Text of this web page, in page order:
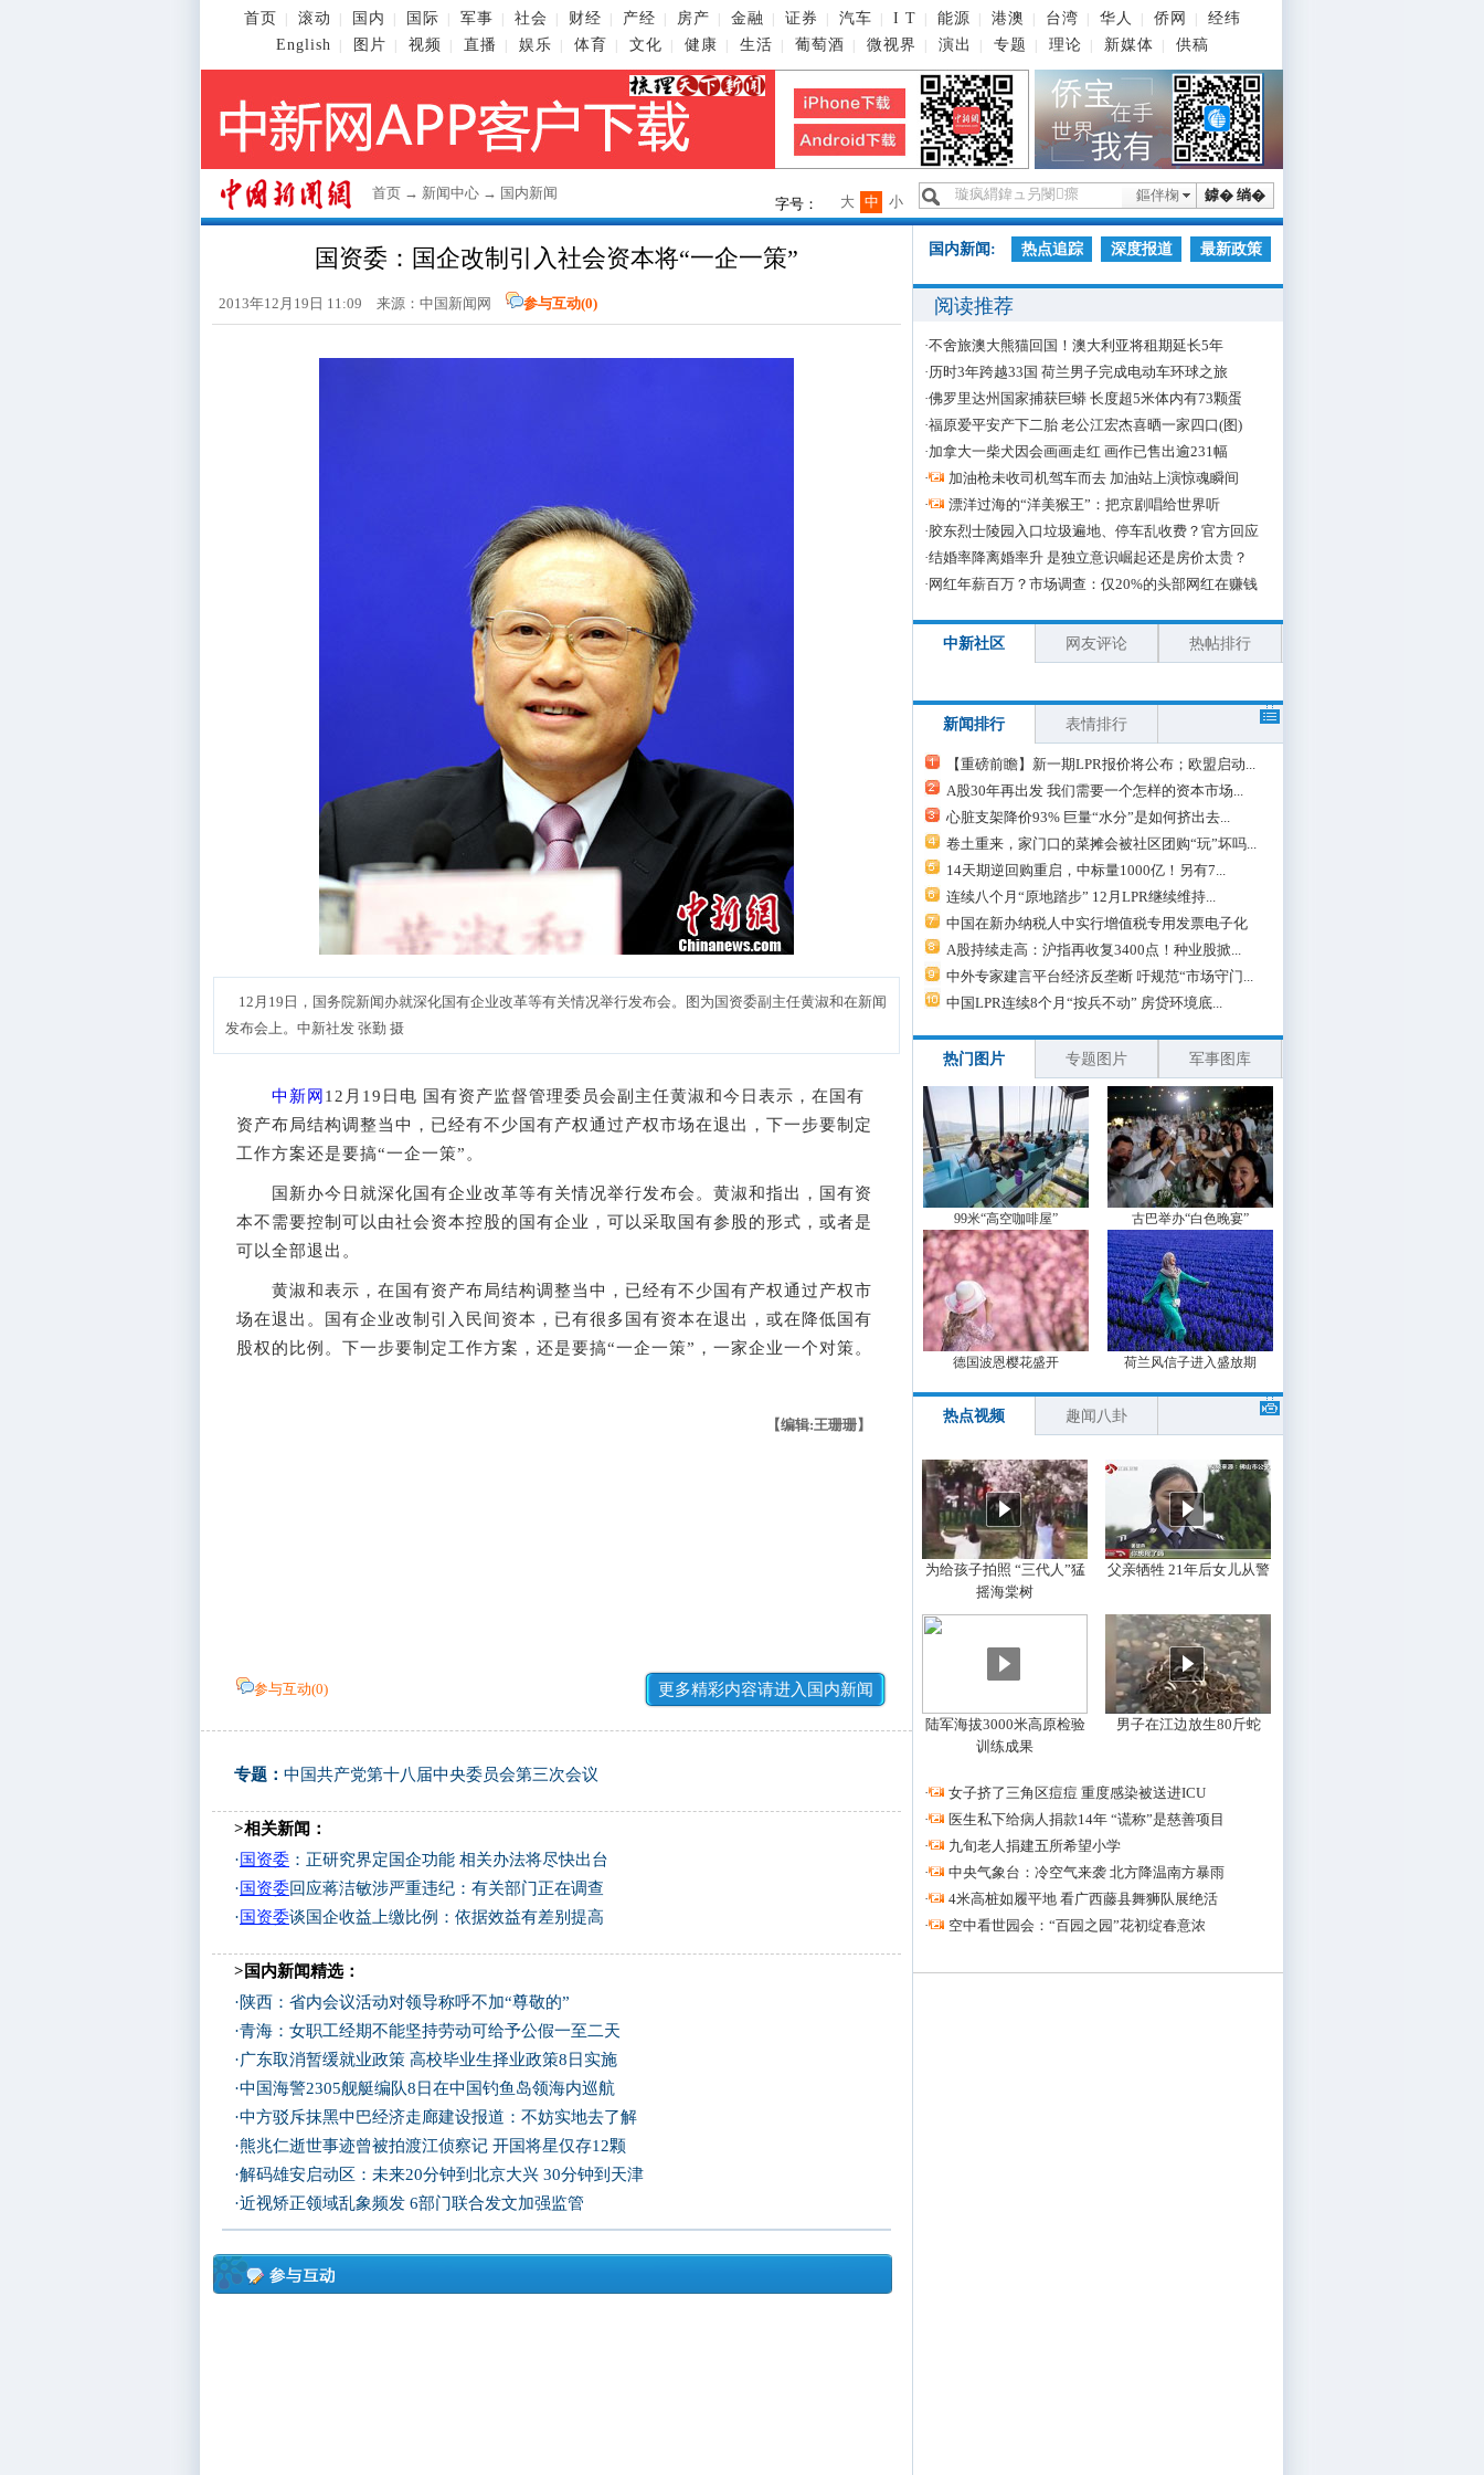
首页 滚动 国内 国际 军事 社会 财经 产经 房产 金融 证券 汽车 I T 能源 港澳 台湾 华人 侨网
经纬
English
图片 视频 直播 娱乐 体育 文化 健康 生活 葡萄酒 微视界 演出 专题 理论 新媒体 供稿
首页 → 新闻中心 → 国内新闻 鎼� 绱�
鏂伴椈
字号： 小
中
大
国资委：国企改制引入社会资本将“一企一策”
2013年12月19日 11:09 来源： 中国新闻网 参与互动(0)
12月19日，国务院新闻办就深化国有企业改革等有关情况举行发布会。图为国资委副主任黄淑和在新闻
发布会上。中新社发 张勤 摄
中新网 12月19日电 国有资产监督管理委员会副主任黄淑和今日表示，在国有
资产布局结构调整当中，已经有不少国有产权通过产权市场在退出，下一步要制定
工作方案还是要搞“一企一策”。
国新办今日就深化国有企业改革等有关情况举行发布会。黄淑和指出，国有资
本不需要控制可以由社会资本控股的国有企业，可以采取国有参股的形式，或者是
可以全部退出。
黄淑和表示，在国有资产布局结构调整当中，已经有不少国有产权通过产权市
场在退出。国有企业改制引入民间资本，已有很多国有资本在退出，或在降低国有
股权的比例。下一步要制定工作方案，还是要搞“一企一策”，一家企业一个对策。
【编辑:王珊珊】
参与互动(0) 更多精彩内容请进入国内新闻
专题： 中国共产党第十八届中央委员会第三次会议
>相关新闻：
· 国资委 ：正研究界定国企功能 相关办法将尽快出台
· 国资委回应蒋洁敏涉严重违纪：有关部门正在调查
· 国资委谈国企收益上缴比例：依据效益有差别提高
>国内新闻精选：
·陕西：省内会议活动对领导称呼不加“尊敬的”
·青海：女职工经期不能坚持劳动可给予公假一至二天
·广东取消暂缓就业政策 高校毕业生择业政策8日实施
·中国海警2305舰艇编队8日在中国钓鱼岛领海内巡航
·中方驳斥抹黑中巴经济走廊建设报道：不妨实地去了解
·熊兆仁逝世事迹曾被拍渡江侦察记 开国将星仅存12颗
·解码雄安启动区：未来20分钟到北京大兴 30分钟到天津
·近视矫正领域乱象频发 6部门联合发文加强监管
国内新闻: 热点追踪 深度报道 最新政策
阅读推荐
·不舍旅澳大熊猫回国！澳大利亚将租期延长5年
·历时3年跨越33国 荷兰男子完成电动车环球之旅
·佛罗里达州国家捕获巨蟒 长度超5米体内有73颗蛋
·福原爱平安产下二胎 老公江宏杰喜晒一家四口(图)
·加拿大一柴犬因会画画走红 画作已售出逾231幅
·
加油枪未收司机驾车而去 加油站上演惊魂瞬间
·
漂洋过海的“洋美猴王”：把京剧唱给世界听
·胶东烈士陵园入口垃圾遍地、停车乱收费？官方回应
·结婚率降离婚率升 是独立意识崛起还是房价太贵？
· 网红年薪百万？市场调查：仅20%的头部网红在赚钱
中新社区 网友评论 热帖排行
新闻排行 表情排行
【重磅前瞻】新一期LPR报价将公布；欧盟启动...
A股30年再出发 我们需要一个怎样的资本市场...
心脏支架降价93% 巨量“水分”是如何挤出去...
卷土重来，家门口的菜摊会被社区团购“玩”坏吗...
14天期逆回购重启，中标量1000亿！另有7...
连续八个月“原地踏步” 12月LPR继续维持...
中国在新办纳税人中实行增值税专用发票电子化
A股持续走高：沪指再收复3400点！种业股掀...
中外专家建言平台经济反垄断 吁规范“市场守门...
中国LPR连续8个月“按兵不动” 房贷环境底...
热门图片 专题图片 军事图库
99米“高空咖啡屋” 古巴举办“白色晚宴”
德国波恩樱花盛开 荷兰风信子进入盛放期
热点视频 趣闻八卦
为给孩子拍照 “三代人”猛
摇海棠树
父亲牺牲 21年后女儿从警
陆军海拔3000米高原检验
训练成果
男子在江边放生80斤蛇
·
女子挤了三角区痘痘 重度感染被送进ICU
·
医生私下给病人捐款14年 “谎称”是慈善项目
·
九旬老人捐建五所希望小学
·
中央气象台：冷空气来袭 北方降温南方暴雨
·
4米高桩如履平地 看广西藤县舞狮队展绝活
·
空中看世园会：“百园之园”花初绽春意浓